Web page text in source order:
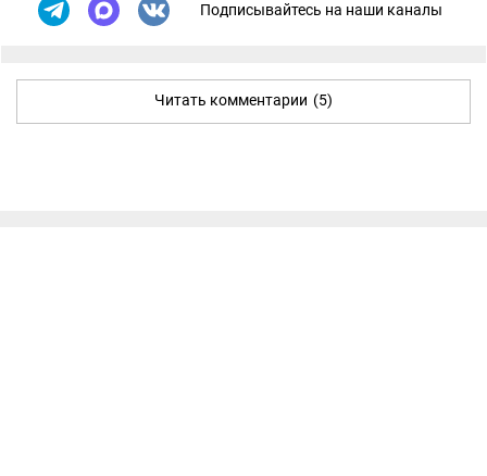
Подписывайтесь на наши каналы
Читать комментарии (5)